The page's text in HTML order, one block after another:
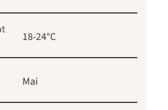
18-24°C
Mai